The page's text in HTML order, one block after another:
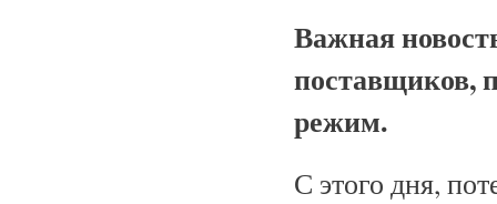
Важная
поставщиков,
режим.
С этого дня,